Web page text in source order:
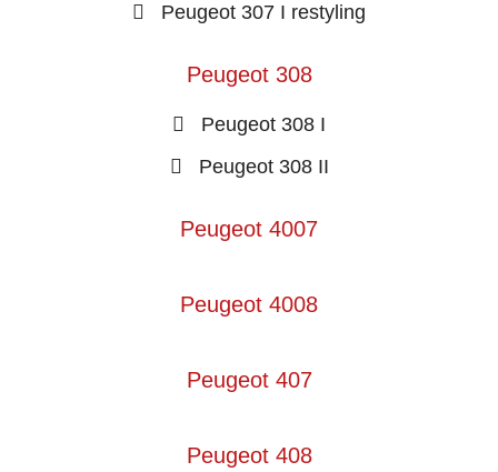
Peugeot 307 I restyling
Peugeot 308
Peugeot 308 I
Peugeot 308 II
Peugeot 4007
Peugeot 4008
Peugeot 407
Peugeot 408